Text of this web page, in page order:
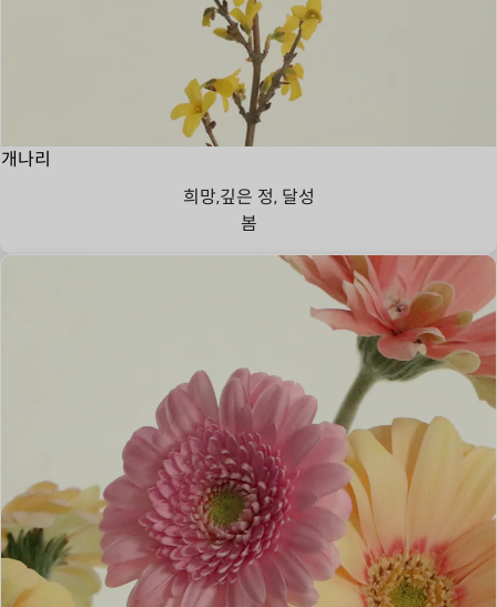
개나리
희망,깊은 정, 달성
봄